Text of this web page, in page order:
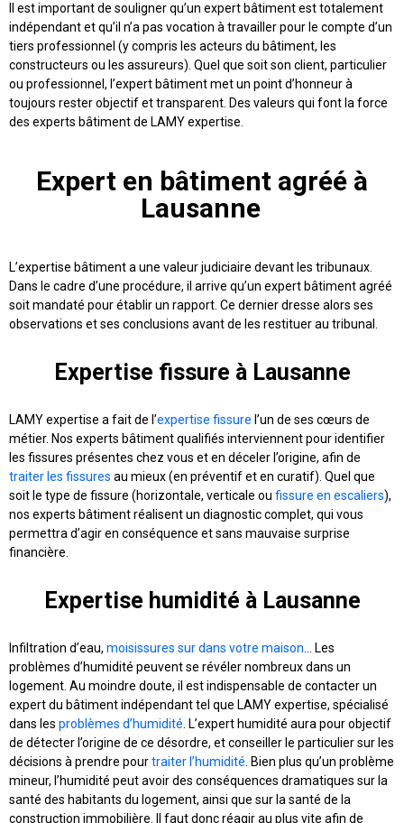
Il est important de souligner qu’un expert bâtiment est totalement
indépendant et qu’il n’a pas vocation à travailler pour le compte d’un
tiers professionnel (y compris les acteurs du bâtiment, les
constructeurs ou les assureurs). Quel que soit son client, particulier
ou professionnel, l’expert bâtiment met un point d’honneur à
toujours rester objectif et transparent. Des valeurs qui font la force
des experts bâtiment de LAMY expertise.
Expert en bâtiment agréé à
Lausanne
L’expertise bâtiment a une valeur judiciaire devant les tribunaux.
Dans le cadre d’une procédure, il arrive qu’un expert bâtiment agréé
soit mandaté pour établir un rapport. Ce dernier dresse alors ses
observations et ses conclusions avant de les restituer au tribunal.
Expertise fissure à Lausanne
LAMY expertise a fait de l’expertise fissure l’un de ses cœurs de
métier. Nos experts bâtiment qualifiés interviennent pour identifier
les fissures présentes chez vous et en déceler l’origine, afin de
traiter les fissures au mieux (en préventif et en curatif). Quel que
soit le type de fissure (horizontale, verticale ou fissure en escaliers),
nos experts bâtiment réalisent un diagnostic complet, qui vous
permettra d’agir en conséquence et sans mauvaise surprise
financière.
Expertise humidité à Lausanne
Infiltration d’eau, moisissures sur dans votre maison … Les
problèmes d’humidité peuvent se révéler nombreux dans un
logement. Au moindre doute, il est indispensable de contacter un
expert du bâtiment indépendant tel que LAMY expertise, spécialisé
dans les problèmes d’humidité . L’expert humidité aura pour objectif
de détecter l’origine de ce désordre, et conseiller le particulier sur les
décisions à prendre pourtraiter l’humidité . Bien plus qu’un problème
mineur, l’humidité peut avoir des conséquences dramatiques sur la
santé des habitants du logement, ainsi que sur la santé de la
construction immobilière. Il faut donc réagir au plus vite afin de